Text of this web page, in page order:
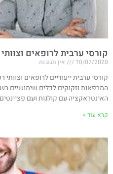
קורסי ערבית לרופאים
10/07/2020 אין תגובות
קורסי ערבית ייעודיים לרופאים
המרפאות וזקוקים לכלים שימושיים
האינטראקציה עם קולגות ועם
קרא עוד »